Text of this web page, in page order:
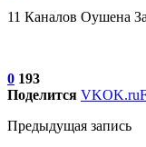
11 Каналов Оушена
0 193
Поделится VKOK.ru
Предыдущая запись